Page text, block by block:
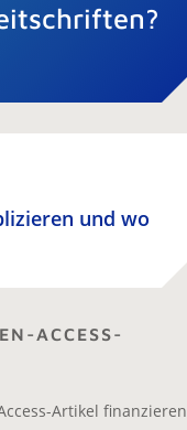
und wo
ACCESS-
Artikel finanzieren